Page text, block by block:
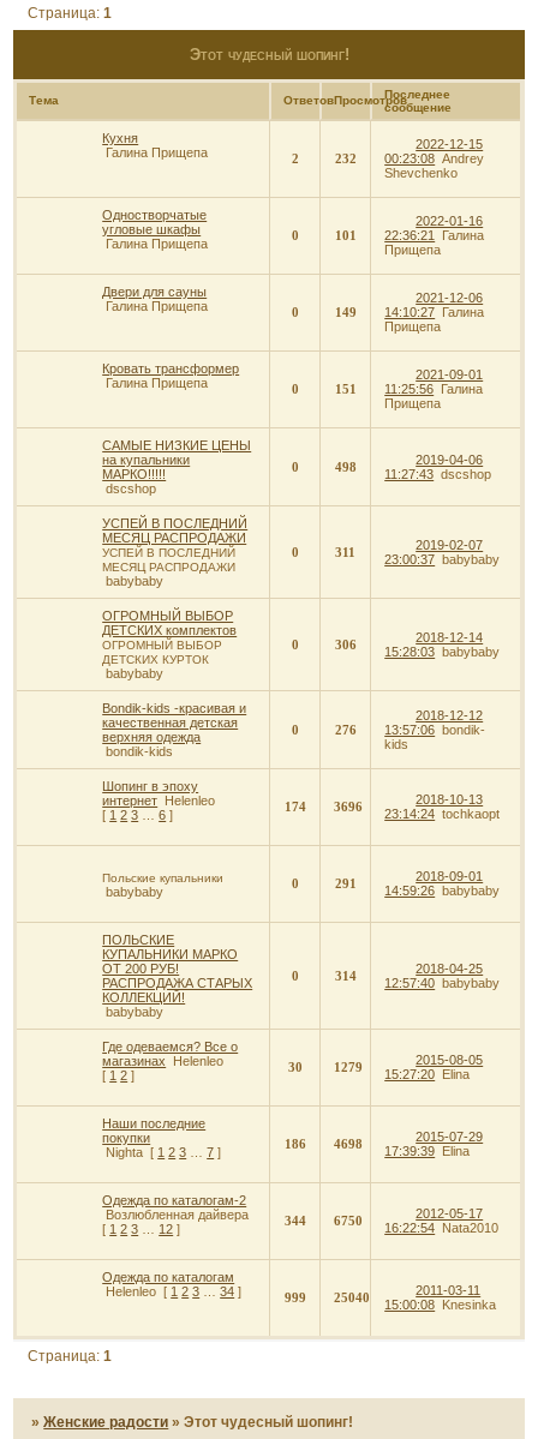
Этот чудесный шопинг!
Страница:1
Тема ОтветовПросмотровПоследнее
сообщение
Кухня
Галина Прищепа
2 232
2022-12-15
00:23:08 Andrey
Shevchenko
Одностворчатые
угловые шкафы
Галина Прищепа
0 101
2022-01-16
22:36:21
Галина
Прищепа
Двери для сауны
Галина Прищепа
0 149
2021-12-06
14:10:27 Галина
Прищепа
Кровать трансформер
Галина Прищепа
0 151
2021-09-01
11:25:56 Галина
Прищепа
САМЫЕ НИЗКИЕ ЦЕНЫ
на купальники
МАРКО!!!!!
dscshop
0 498
2019-04-06
11:27:43 dscshop
УСПЕЙ В ПОСЛЕДНИЙ
МЕСЯЦ РАСПРОДАЖИ
УСПЕЙ В ПОСЛЕДНИЙ
МЕСЯЦ РАСПРОДАЖИ
babybaby
0 311
2019-02-07
23:00:37 babybaby
ОГРОМНЫЙ ВЫБОР
ДЕТСКИХ комплектов
ОГРОМНЫЙ ВЫБОР
ДЕТСКИХ КУРТОК
babybaby
0 306
2018-12-14
15:28:03 babybaby
Bondik-kids -красивая и
качественная детская
верхняя одежда
bondik-kids
0 276
2018-12-12
13:57:06 bondik-
kids
Шопинг в эпоху
интернет Helenleo
[ 1 2 3 6 ]
174 3696
2018-10-13
23:14:24 tochkaopt
Польские купальники
babybaby
0 291
2018-09-01
14:59:26 babybaby
ПОЛЬСКИЕ
КУПАЛЬНИКИ МАРКО
ОТ 200 РУБ!
РАСПРОДАЖА СТАРЫХ
КОЛЛЕКЦИЙ!
babybaby
0 314
2018-04-25
12:57:40 babybaby
Где одеваемся? Все о
магазинах
Helenleo
[ 1 2 ]
30 1279
2015-08-05
15:27:20 Elina
Наши последние
покупки
Nighta [ 1 2 3 7 ]
186 4698
2015-07-29
17:39:39 Elina
Одежда по каталогам-2
Возлюбленная дайвера
[ 1 2 3 12 ]
344 6750
2012-05-17
16:22:54 Nata2010
Одежда по каталогам
Helenleo [ 1 2 3 34 ] 999 25040
2011-03-11
15:00:08 Knesinka
Страница:1
»Женские радости »Этот чудесный шопинг!